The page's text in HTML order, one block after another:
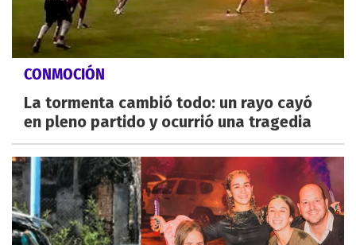
CONMOCIÓN
La tormenta cambió todo: un rayo cayó
en pleno partido y ocurrió una tragedia